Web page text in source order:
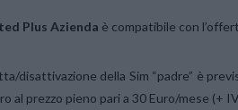
Plus Azienda è compatibile con
disattivazione della Sim “padre” è
al prezzo pieno pari a 30 Euro/mese (+